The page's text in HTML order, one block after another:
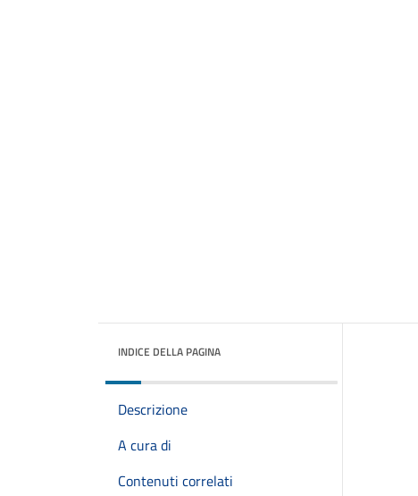
INDICE DELLA PAGINA
Descrizione
A cura di
Contenuti correlati